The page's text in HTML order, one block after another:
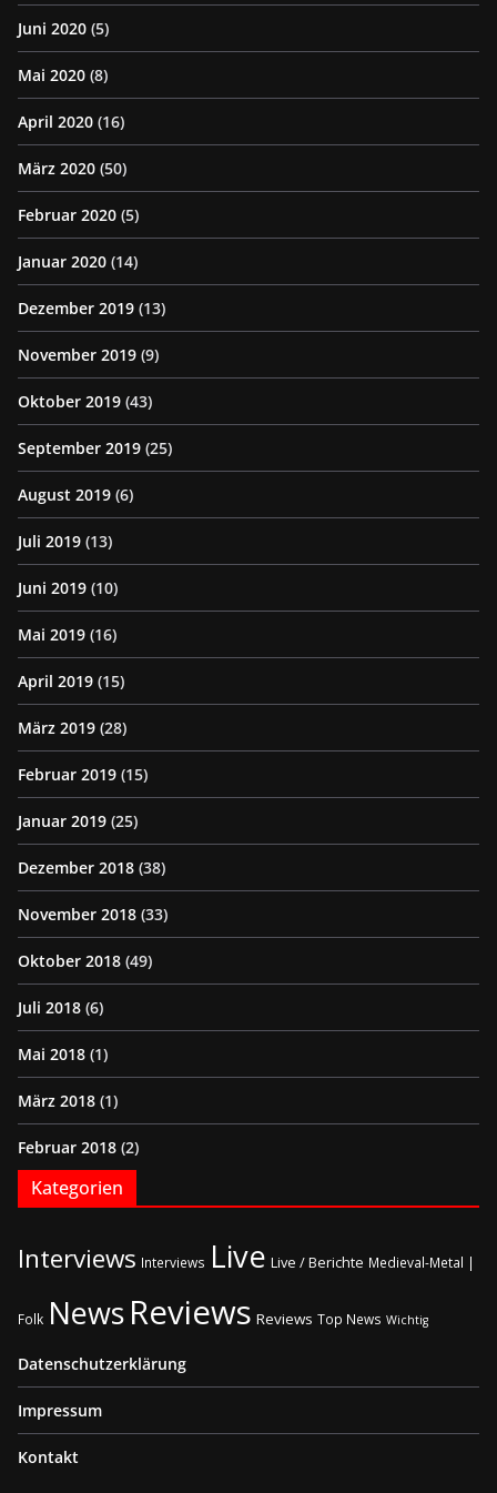
Juni 2020 (5)
Mai 2020 (8)
April 2020 (16)
März 2020 (50)
Februar 2020 (5)
Januar 2020 (14)
Dezember 2019 (13)
November 2019 (9)
Oktober 2019 (43)
September 2019 (25)
August 2019 (6)
Juli 2019 (13)
Juni 2019 (10)
Mai 2019 (16)
April 2019 (15)
März 2019 (28)
Februar 2019 (15)
Januar 2019 (25)
Dezember 2018 (38)
November 2018 (33)
Oktober 2018 (49)
Juli 2018 (6)
Mai 2018 (1)
März 2018 (1)
Februar 2018 (2)
Kategorien
Interviews Interviews Live Live / Berichte Medieval-Metal |
Folk NewsReviews Reviews Top News Wichtig
Datenschutzerklärung
Impressum
Kontakt